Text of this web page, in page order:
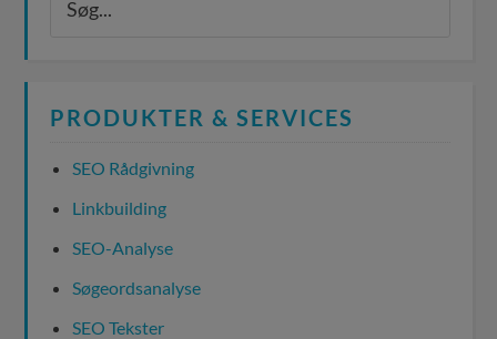
PRODUKTER & SERVICES
SEO Rådgivning
Linkbuilding
SEO-Analyse
Søgeordsanalyse
SEO Tekster